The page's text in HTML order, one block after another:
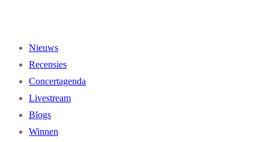
Nieuws
Recensies
Concertagenda
Livestream
Blogs
Winnen